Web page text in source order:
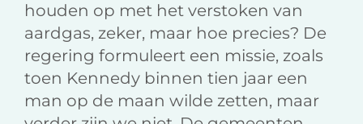
houden op met het verstoken van
aardgas, zeker, maar hoe precies? De
regering formuleert een missie, zoals
toen Kennedy binnen tien jaar een
man op de maan wilde zetten, maar